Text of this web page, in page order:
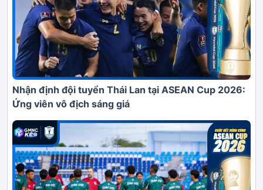
Nhận định đội tuyển Thái Lan tại ASEAN Cup 2026:
Ứng viên vô địch sáng giá